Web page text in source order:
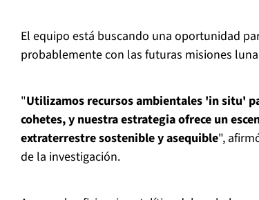
El equipo está buscando una oportunidad
probablemente con las futuras misiones
"Utilizamos recursos ambientales 'in situ'
cohetes, y nuestra estrategia ofrece un
extraterrestre sostenible y asequible",
de la investigación.